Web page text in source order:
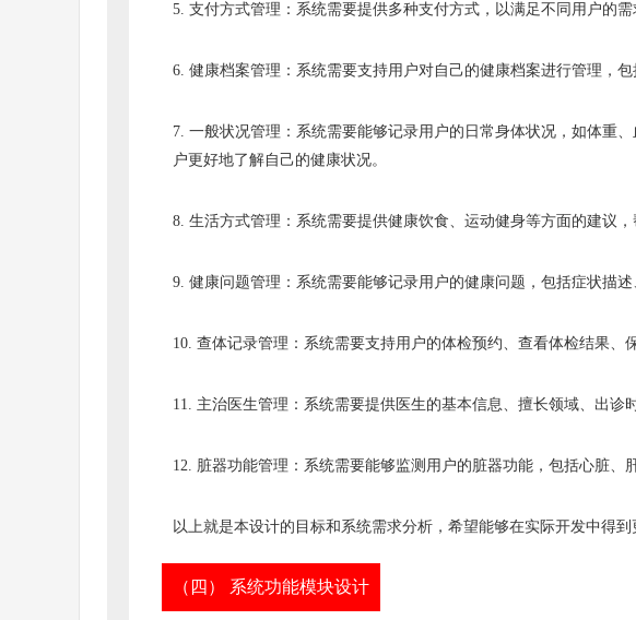
5. 支付方式管理：系统需要提供多种支付方式，以满足不同用户的需
6. 健康档案管理：系统需要支持用户对自己的健康档案进行管理，
7. 一般状况管理：系统需要能够记录用户的日常身体状况，如体重
户更好地了解自己的健康状况。
8. 生活方式管理：系统需要提供健康饮食、运动健身等方面的建议，
9. 健康问题管理：系统需要能够记录用户的健康问题，包括症状描述
10. 查体记录管理：系统需要支持用户的体检预约、查看体检结果、
11. 主治医生管理：系统需要提供医生的基本信息、擅长领域、出诊
12. 脏器功能管理：系统需要能够监测用户的脏器功能，包括心脏、
以上就是本设计的目标和系统需求分析，希望能够在实际开发中得到
（四） 系统功能模块设计